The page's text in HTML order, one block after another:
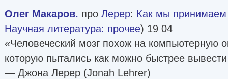
Олег Макаров. про Лерер: Как мы
Научная литература: прочее) 19 04
«Человеческий мозг похож на компьютерную
которую пытались как можно быстрее
— Джона Лерер (Jonah Lehrer)